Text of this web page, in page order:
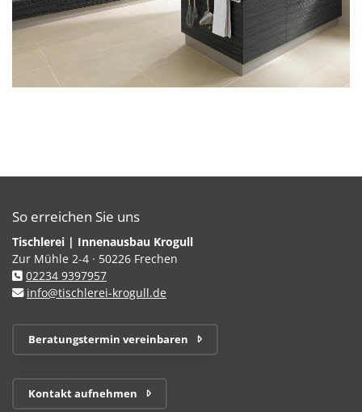
So erreichen Sie uns
Tischlerei | Innenausbau Krogull
Zur Mühle 2-4 · 50226 Frechen
02234 9397957
info@tischlerei-krogull.de
Beratungstermin vereinbaren
Kontakt aufnehmen